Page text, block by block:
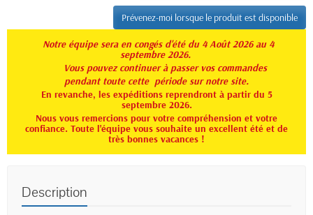
Prévenez-moi lorsque le produit est disponible
Notre équipe sera en congés d'été du 4 Août 2026 au 4
septembre 2026.
Vous pouvez continuer à passer vos commandes
pendant toute cette période sur notre site.
En revanche, les expéditions reprendront à partir du 5
septembre 2026.
Nous vous remercions pour votre compréhension et votre
confiance. Toute l'équipe vous souhaite un excellent été et de
très bonnes vacances !
Description